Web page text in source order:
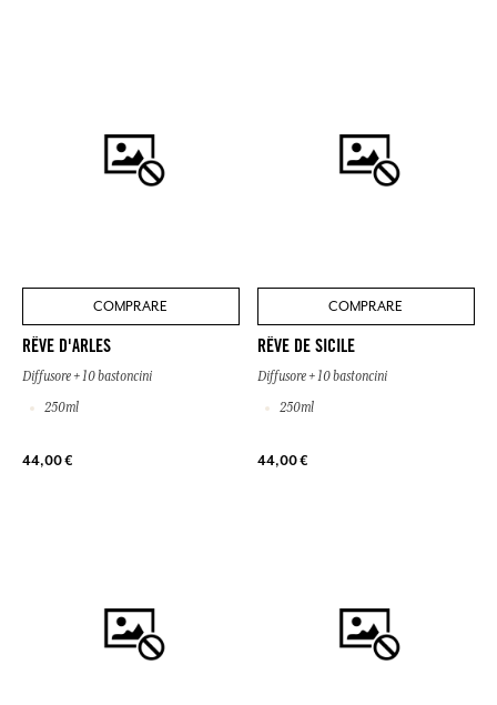
COMPRARE
RÊVE D'ARLES
Diffusore + 10 bastoncini
250ml
44,00 €
COMPRARE
RÊVE DE SICILE
Diffusore + 10 bastoncini
250ml
44,00 €